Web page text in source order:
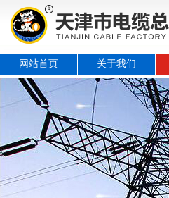
网站首页 关于我们